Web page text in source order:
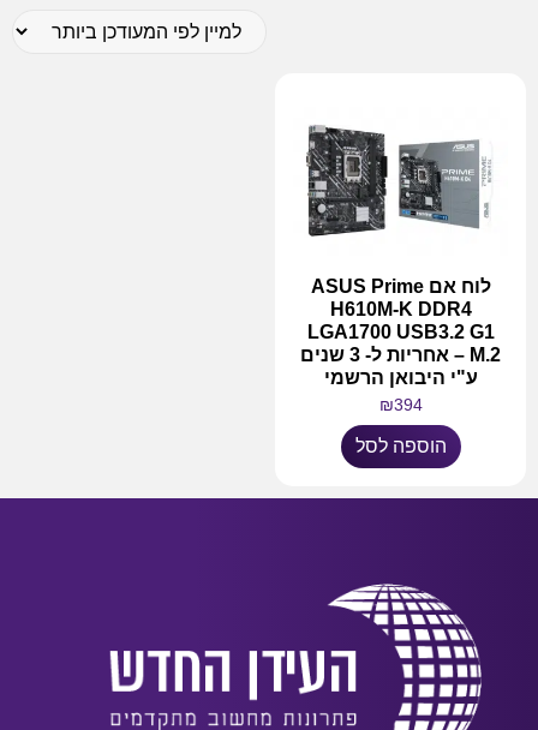
לוח אם ASUS Prime
H610M-K DDR4
LGA1700 USB3.2 G1
M.2 – אחריות ל- 3 שנים
ע"י היבואן הרשמי
₪394
הוספה לסל